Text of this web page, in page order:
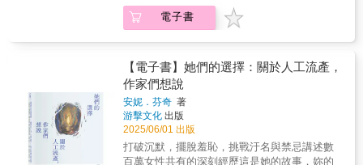
麼模樣。本書特色 第一手現場記錄，填補這
段重要歷史的空白 結合深度報導與學者析
論，兼具可讀性與研究價值 多元聲音呈現，
讀者參與，共同創造這段影響未來台灣社會的
重要歷史，附錄「台灣罷免大事記」結局由你
來寫！
自身長久處於這個家庭中所累積的身心壓力與
痛苦。本書是記者譚蕙芸對自身家庭深入的書
認識的哥哥，也記錄了她如何在三年中，扭轉
了這個家近三十年的困局。作者認為，家庭歷
史的重建，其實很類似家庭中的轉型正義，當
舊有價值或權威被淘汰，首先要做的，是要承
認發生過什麼事情，讓受壓迫者與弱小者能公
開講述他們的經歷。而文本獨有的生命力，也
為家庭成員帶來了改變。作者為了撰寫本書，
我每天都在反覆問自己。我終其一生都在渴望
母親的認同，但也拚命想從她身邊逃離。我對
母親混沌、複雜的情感把我推入了痛苦的深
著對母親的複雜情感，承擔起照顧母親的責
任。 到死之前都會如此痛苦嗎？不，我們可以
得到自由。在生命走到終點之前，我必須跟母
親訣別。為了在社會層面上逃離母親，我們必
須先在現實中創造『子女不必盡孝』的選
擇。」 ──菅野久美子 本書深入探討原生家庭
的虐待、缺愛與疏離，也及近年在日本興起的
亦有數萬名女性進行人工流產；然而，或因為
罪惡感、羞恥感、傳統文化既定的汙名或禁
為無人傾聽的她們》即是聚焦於此一女性經驗
的跨領域文集，由作家吳曉樂擔任主編，廣邀
多位活躍於當代文壇與學術領域的女性聲音，
透過小說、詩歌、劇本、訪談、論文等多元形
式，橫跨文學、法律、歷史、醫療等範疇，細
膩描繪女性在面臨生育選擇時，自身的思索與
感受，讓長久以來被忽略的經驗得以訴說，也
電子書
【電子書】她們的選擇：關於人工流產，
作家們想說
安妮．芬奇 著
游擊文化 出版
2025/06/01 出版
打破沉默，擺脫羞恥，挑戰汙名與禁忌講述數
百萬女性共有的深刻經歷這是她的故事，妳的